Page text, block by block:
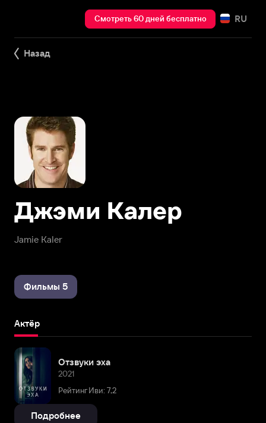
Смотреть 60 дней бесплатно RU
Назад
Jamie Kaler
Джэми Калер
Фильмы 5
Актёр
Отзвуки эха
2021
Рейтинг Иви: 7,2
Подробнее